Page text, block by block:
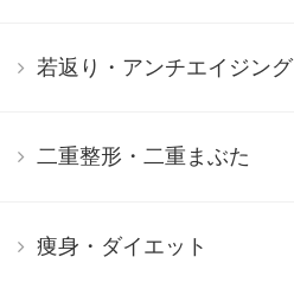
若返り・アンチエイジング
二重整形・二重まぶた
痩身・ダイエット